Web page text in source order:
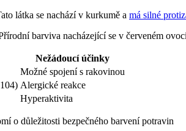
látka se nachází v kurkumě a má silné
barviva nacházející se v červeném
Nežádoucí účinky
Možné spojení s rakovinou
Alergické reakce
Hyperaktivita